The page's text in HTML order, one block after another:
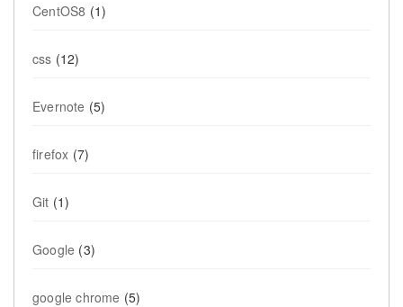
CentOS8 (1)
css (12)
Evernote (5)
firefox (7)
Git (1)
Google (3)
google chrome (5)